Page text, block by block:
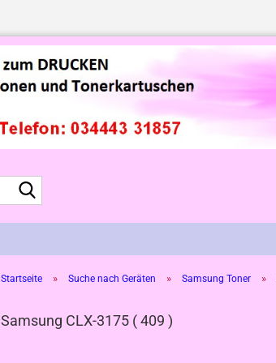
Startseite » Suche nach Geräten » Samsung Toner »
Samsung CLX-3175 ( 409 )